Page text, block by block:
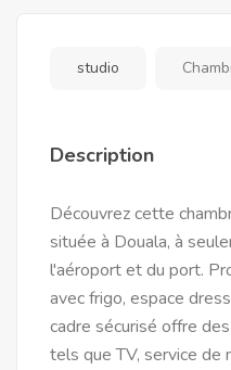
studio
Description
Découvrez cette
située à Douala, à
l'aéroport et du port.
avec frigo, espace
cadre sécurisé offre
tels que TV, service de